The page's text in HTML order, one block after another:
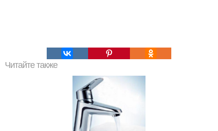
Читайте также